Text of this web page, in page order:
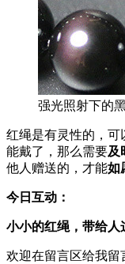
强光照射下的
红绳是有灵性的，可
能戴了，那么需要及
他人赠送的，才能如
今日互动：
小小的红绳，带给人
欢迎在留言区给我留